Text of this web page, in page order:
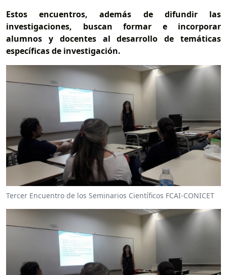
Estos encuentros, además de difundir las
investigaciones, buscan formar e incorporar
alumnos y docentes al desarrollo de temáticas
específicas de investigación.
Tercer Encuentro de los Seminarios Científicos FCAI-CONICET